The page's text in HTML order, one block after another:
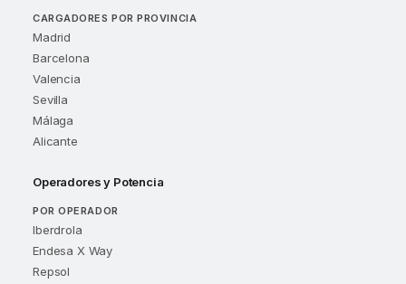
CARGADORES POR PROVINCIA
Madrid
Barcelona
Valencia
Sevilla
Málaga
Alicante
Operadores y Potencia
POR OPERADOR
Iberdrola
Endesa X Way
Repsol